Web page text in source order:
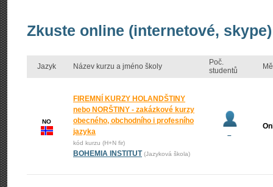
Zkuste online (internetové,
Jazyk Název kurzu a jméno školy
Poč.
studentů
NO
FIREMNÍ KURZY HOLANDŠTINY
nebo NORŠTINY - zakázkové kurzy
obecného, obchodního i profesního
jazyka
kód kurzu (H+N fir)
BOHEMIA INSTITUT (Jazyková škola)
–